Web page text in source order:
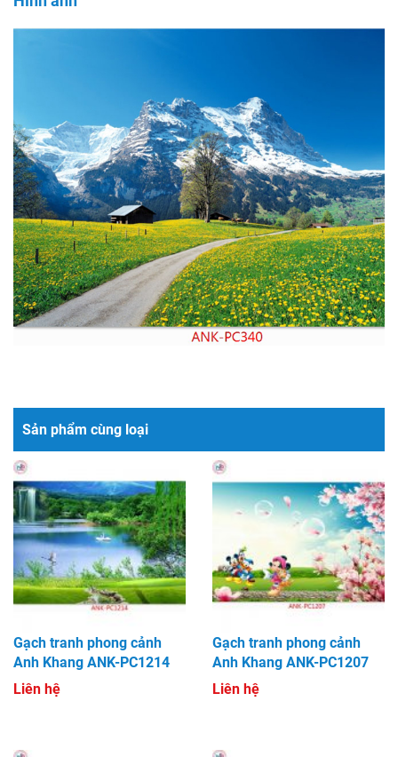
Sản phẩm cùng loại
Gạch tranh phong cảnh
Anh Khang ANK-PC1214
Liên hệ
Gạch tranh phong cảnh
Anh Khang ANK-PC1207
Liên hệ